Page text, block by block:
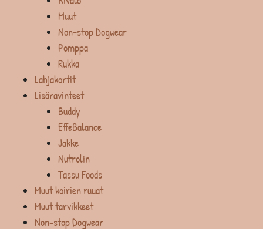
Muut
Non-stop Dogwear
Pomppa
Rukka
Lahjakortit
Lisäravinteet
Buddy
EffeBalance
Jakke
Nutrolin
Tassu Foods
Muut koirien ruuat
Muut tarvikkeet
Non-stop Dogwear